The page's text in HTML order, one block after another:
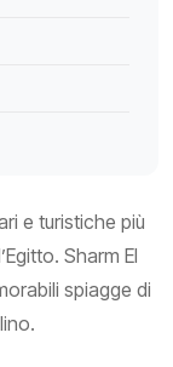
e turistiche più
Sharm El
spiagge di